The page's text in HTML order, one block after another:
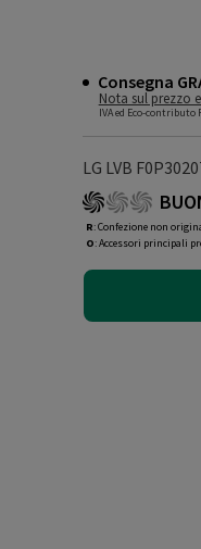
Consegna
Nota sul prezzo
IVA ed Eco-contributo
LG LVB
R: Confezione non
O: Accessori principali